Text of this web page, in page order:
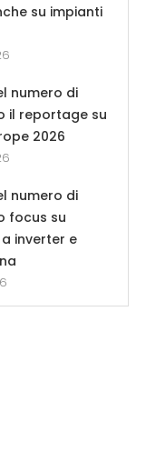
su impianti
numero di
il reportage su
2026
numero di
focus su
a inverter e